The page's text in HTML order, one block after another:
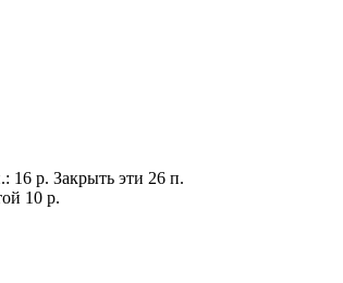
16 р. Закрыть эти 26 п.
10 р.